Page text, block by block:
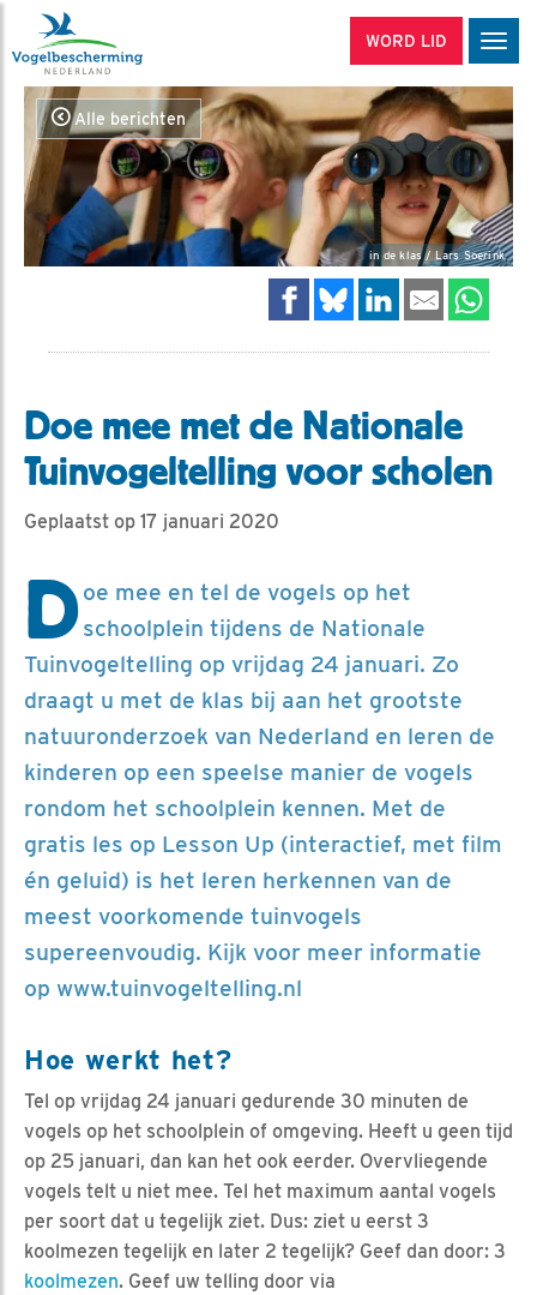
WORD LID
Alle berichten
in de klas / Lars Soerink
Doe mee met de Nationale
Tuinvogeltelling voor scholen
Geplaatst op 17 januari 2020
Doe mee en tel de vogels op het
schoolplein tijdens de Nationale
Tuinvogeltelling op vrijdag 24 januari. Zo
draagt u met de klas bij aan het grootste
natuuronderzoek van Nederland en leren de
kinderen op een speelse manier de vogels
rondom het schoolplein kennen. Met de
gratis les op Lesson Up (interactief, met film
én geluid) is het leren herkennen van de
meest voorkomende tuinvogels
supereenvoudig. Kijk voor meer informatie
op www.tuinvogeltelling.nl
Hoe werkt het?
Tel op vrijdag 24 januari gedurende 30 minuten de
vogels op het schoolplein of omgeving. Heeft u geen tijd
op 25 januari, dan kan het ook eerder. Overvliegende
vogels telt u niet mee. Tel het maximum aantal vogels
per soort dat u tegelijk ziet. Dus: ziet u eerst 3
koolmezen tegelijk en later 2 tegelijk? Geef dan door: 3
koolmezen. Geef uw telling door via